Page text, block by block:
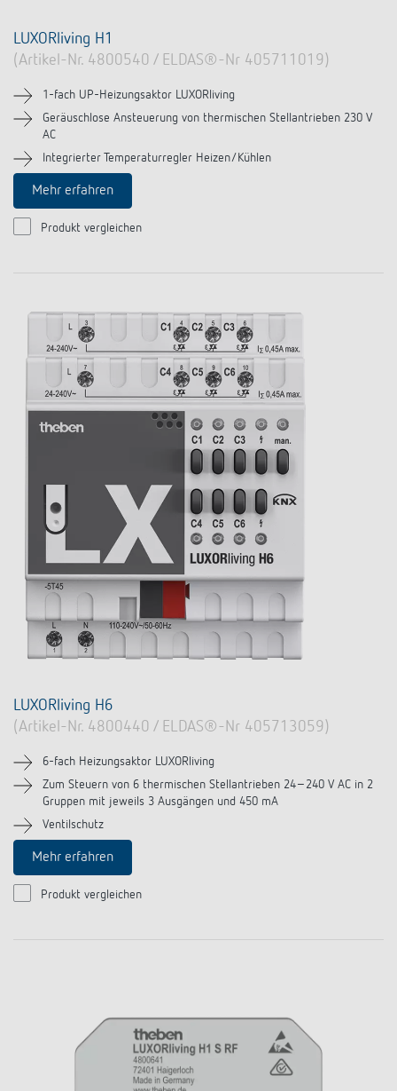
LUXORliving H1
(Artikel-Nr. 4800540 / ELDAS®-Nr 405711019)
1-fach UP-Heizungsaktor LUXORliving
Geräuschlose Ansteuerung von thermischen Stellantrieben 230 V
AC
Integrierter Temperaturregler Heizen/Kühlen
Mehr erfahren
Produkt vergleichen
LUXORliving H6
(Artikel-Nr. 4800440 / ELDAS®-Nr 405713059)
6-fach Heizungsaktor LUXORliving
Zum Steuern von 6 thermischen Stellantrieben 24–240 V AC in 2
Gruppen mit jeweils 3 Ausgängen und 450 mA
Ventilschutz
Mehr erfahren
Produkt vergleichen